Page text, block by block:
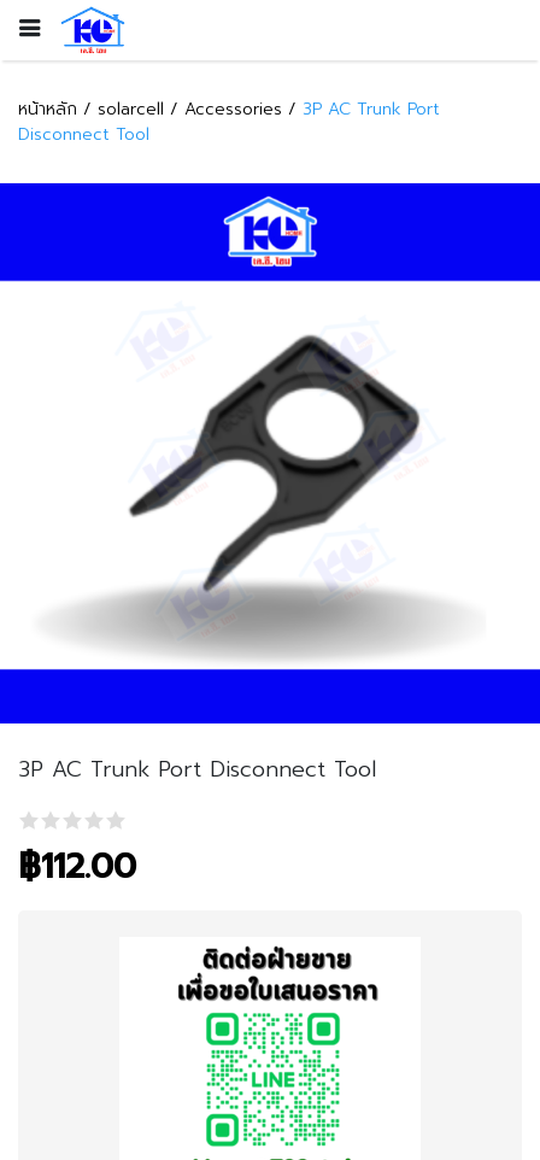
หน้าหลัก solarcell Accessories
3P AC Trunk Port
Disconnect Tool
3P AC Trunk Port Disconnect Tool
฿112.00